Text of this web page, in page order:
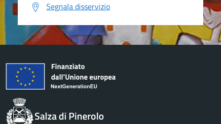
Segnala disservizio
Salza di Pinerolo